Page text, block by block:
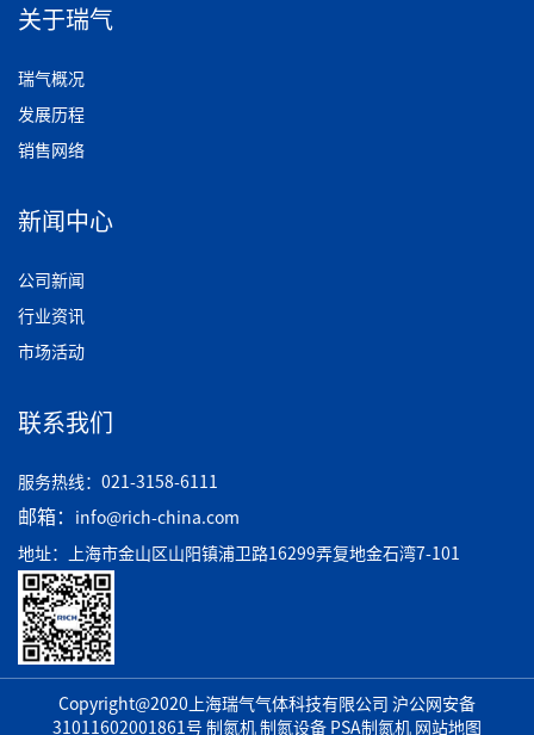
关于瑞气
瑞气概况
发展历程
销售网络
新闻中心
公司新闻
行业资讯
市场活动
联系我们
服务热线：021-3158-6111
邮箱： info@rich-china.com
地址：上海市金山区山阳镇浦卫路16299弄复地金石湾7-101
Copyright@2020上海瑞气气体科技有限公司 沪公网安备
31011602001861号 制氮机制氮设备 PSA制氮机 网站地图